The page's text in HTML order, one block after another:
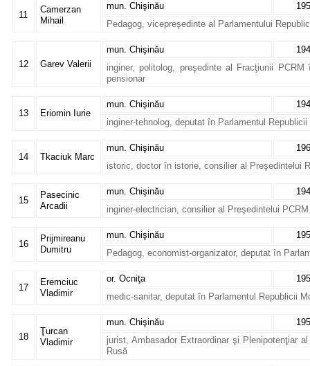
11
Camerzan
Mihail
mun. Chişinău
Pedagog, vicepreşedinte al Parlamentului
12 Garev Valerii
mun. Chişinău
inginer, politolog, preşedinte al Fracţiunii
pensionar
13 Eriomin Iurie
mun. Chişinău
inginer-tehnolog, deputat în Parlamentul Republicii
14 Tkaciuk Marc
mun. Chişinău
istoric, doctor în istorie, consilier al Preşedintelui
15
Pasecinic
Arcadii
mun. Chişinău
inginer-electrician, consilier al Preşedintelui PCRM
16
Prijmireanu
Dumitru
mun. Chişinău
Pedagog, economist-organizator, deputat în
17
Eremciuc
Vladimir
or. Ocniţa
medic-sanitar, deputat în Parlamentul Republicii
18
Ţurcan
Vladimir
mun. Chişinău
jurist, Ambasador Extraordinar şi Plenipotenţiar
Rusă